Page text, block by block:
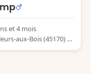
et 4 mois
aux-Bois (45170) Fr